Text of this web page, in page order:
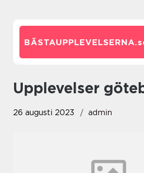
BÄSTAUPPLEVELSERNA.
upplevelser
26 augusti 2023 admin